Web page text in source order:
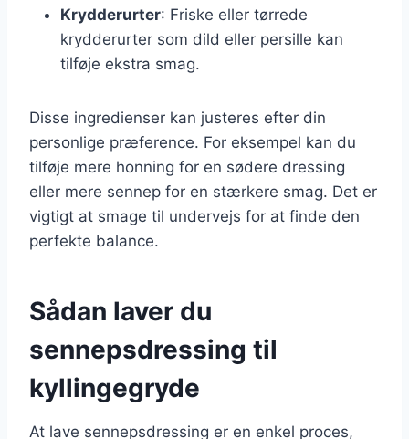
Krydderurter: Friske eller tørrede
krydderurter som dild eller persille kan
tilføje ekstra smag.
Disse ingredienser kan justeres efter din
personlige præference. For eksempel kan du
tilføje mere honning for en sødere dressing
eller mere sennep for en stærkere smag. Det er
vigtigt at smage til undervejs for at finde den
perfekte balance.
Sådan laver du
sennepsdressing til
kyllingegryde
At lave sennepsdressing er en enkel proces,